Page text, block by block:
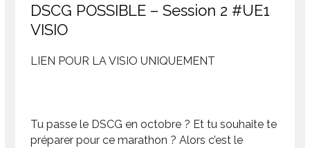
DSCG POSSIBLE – Session 2 #UE1
VISIO
LIEN POUR LA VISIO UNIQUEMENT
Tu passe le DSCG en octobre ? Et tu souhaite te
préparer pour ce marathon ? Alors c’est le